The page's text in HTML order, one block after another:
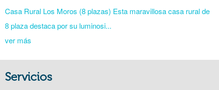
Casa Rural Los Moros (8 plazas) Esta maravillosa casa rural de
8 plaza destaca por su luminosi...
ver más
Servicios